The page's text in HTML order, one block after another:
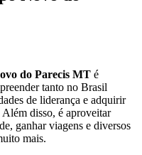
do Parecis MT é
tanto no Brasil
de liderança e adquirir
disso, é aproveitar
ganhar viagens e diversos
mais.